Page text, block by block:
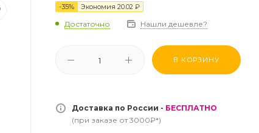
-35% Экономия 20.02 ₽
Достаточно Нашли дешевле?
В КОРЗИНУ
Доставка по России - БЕСПЛАТНО
(при заказе от 3000₽*)